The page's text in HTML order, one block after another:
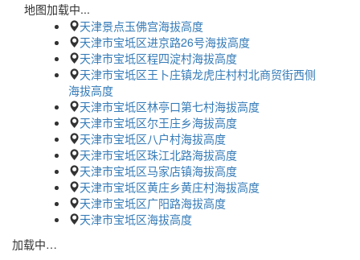
地图加载中...
天津景点玉佛宫海拔高度
天津市宝坻区进京路26号海拔高度
天津市宝坻区程四淀村海拔高度
天津市宝坻区王卜庄镇龙虎庄村村北商贸街西侧
海拔高度
天津市宝坻区林亭口第七村海拔高度
天津市宝坻区尔王庄乡海拔高度
天津市宝坻区八户村海拔高度
天津市宝坻区珠江北路海拔高度
天津市宝坻区马家店镇海拔高度
天津市宝坻区黄庄乡黄庄村海拔高度
天津市宝坻区广阳路海拔高度
天津市宝坻区海拔高度
加载中…